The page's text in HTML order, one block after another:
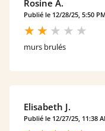
Rosine A.
Publié le 12/28/25, 5:50
murs brulés
Elisabeth J.
Publié le 12/27/25, 11:38